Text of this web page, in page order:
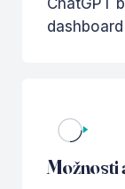
ChatGPT
Možnosti